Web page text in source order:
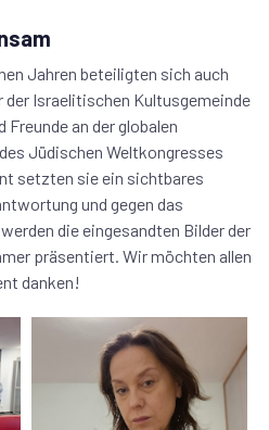
Jahren beteiligten sich auch
der Israelitischen Kultusgemeinde
an der globalen
Jüdischen Weltkongresses
setzten sie ein sichtbares
und gegen das
die eingesandten Bilder der
präsentiert. Wir möchten allen
danken!